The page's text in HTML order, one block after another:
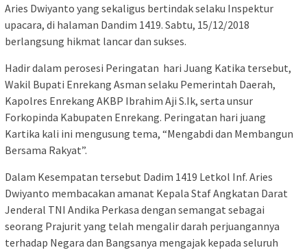
Aries Dwiyanto yang sekaligus bertindak selaku Inspektur
upacara, di halaman Dandim 1419. Sabtu, 15/12/2018
berlangsung hikmat lancar dan sukses.
Hadir dalam perosesi Peringatan hari Juang Katika tersebut,
Wakil Bupati Enrekang Asman selaku Pemerintah Daerah,
Kapolres Enrekang AKBP Ibrahim Aji S.Ik, serta unsur
Forkopinda Kabupaten Enrekang. Peringatan hari juang
Kartika kali ini mengusung tema, “Mengabdi dan Membangun
Bersama Rakyat”.
Dalam Kesempatan tersebut Dadim 1419 Letkol Inf. Aries
Dwiyanto membacakan amanat Kepala Staf Angkatan Darat
Jenderal TNI Andika Perkasa dengan semangat sebagai
seorang Prajurit yang telah mengalir darah perjuangannya
terhadap Negara dan Bangsanya mengajak kepada seluruh